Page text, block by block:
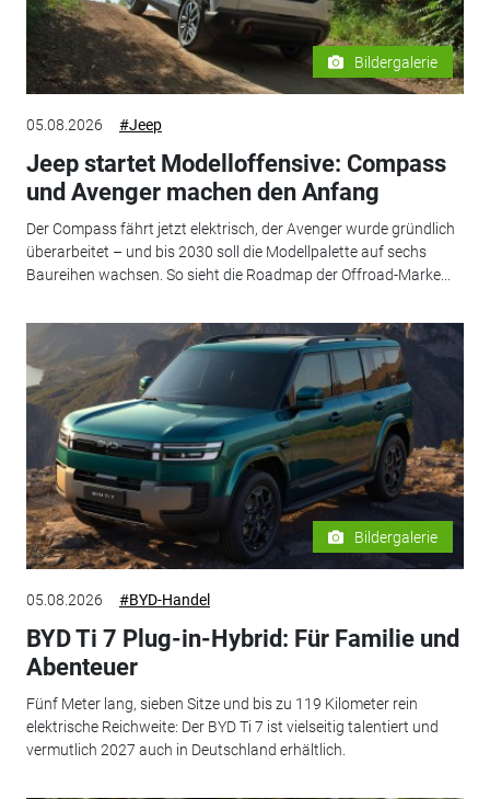
Bildergalerie
05.08.2026 #Jeep
Jeep startet Modelloffensive: Compass
und Avenger machen den Anfang
Der Compass fährt jetzt elektrisch, der Avenger wurde gründlich
überarbeitet – und bis 2030 soll die Modellpalette auf sechs
Baureihen wachsen. So sieht die Roadmap der Offroad-Marke...
Bildergalerie
05.08.2026 #BYD-Handel
BYD Ti 7 Plug-in-Hybrid: Für Familie und
Abenteuer
Fünf Meter lang, sieben Sitze und bis zu 119 Kilometer rein
elektrische Reichweite: Der BYD Ti 7 ist vielseitig talentiert und
vermutlich 2027 auch in Deutschland erhältlich.